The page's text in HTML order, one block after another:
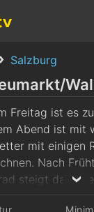
Salzburg
Morgen
8. Aug. 9.
Freitag ist es
Abend ist mit
mit einigen
Nach
steigt das